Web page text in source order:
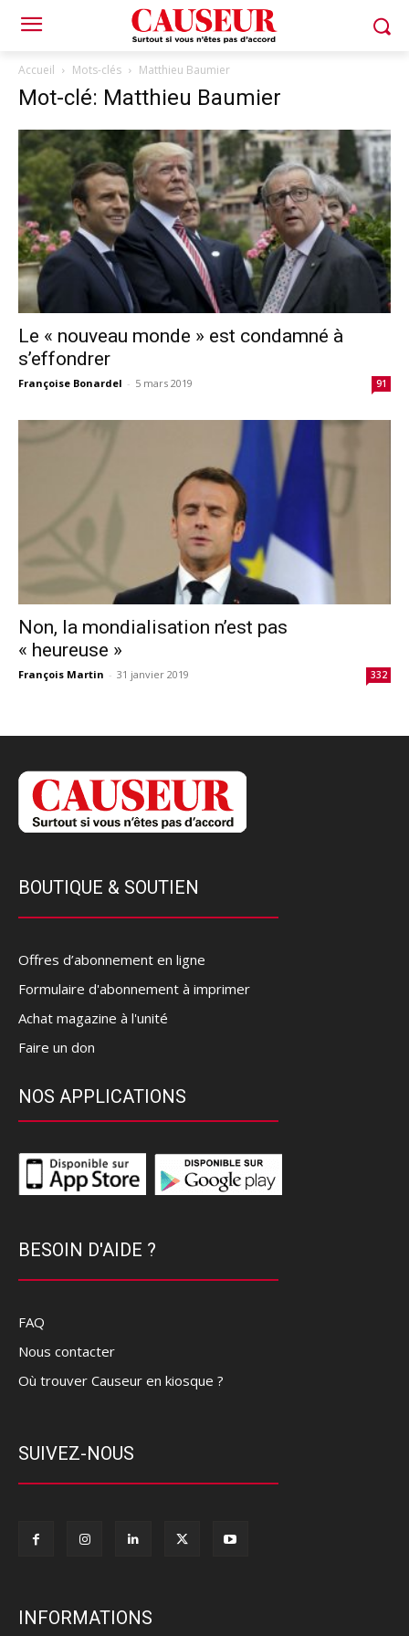
Accueil Mots-clés Matthieu Baumier
Mot-clé: Matthieu Baumier
Le « nouveau monde » est condamné à
s’effondrer
Françoise Bonardel - 5 mars 2019 91
Non, la mondialisation n’est pas
« heureuse »
François Martin - 31 janvier 2019 332
BOUTIQUE & SOUTIEN
Offres d’abonnement en ligne
Formulaire d'abonnement à imprimer
Achat magazine à l'unité
Faire un don
NOS APPLICATIONS
BESOIN D'AIDE ?
FAQ
Nous contacter
Où trouver Causeur en kiosque ?
SUIVEZ-NOUS
INFORMATIONS